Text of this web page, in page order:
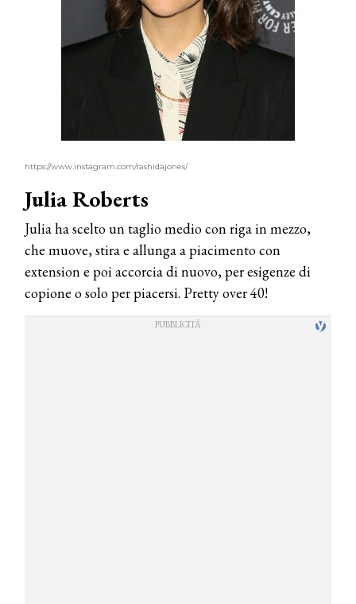
https://www.instagram.com/rashidajones/
Julia Roberts
Julia ha scelto un taglio medio con riga in mezzo,
che muove, stira e allunga a piacimento con
extension e poi accorcia di nuovo, per esigenze di
copione o solo per piacersi. Pretty over 40!